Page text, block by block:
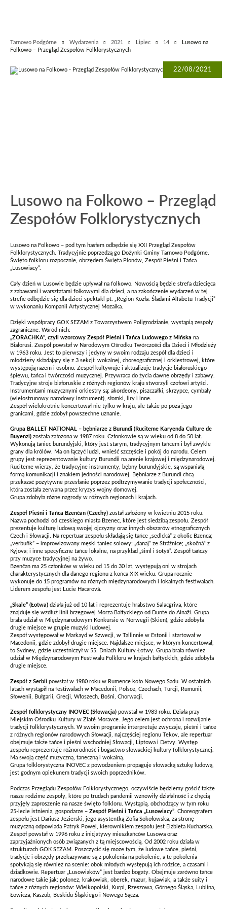
Tarnowo Podgórne Wydarzenia 2021 Lipiec 14
Lusowo na
Folkowo – Przegląd Zespołów Folklorystycznych
22/08/2021
Lusowo na Folkowo – Przegląd
Zespołów Folklorystycznych
Lusowo na Folkowo – pod tym hasłem odbędzie się XXI Przegląd Zespołów
Folklorystycznych. Tradycyjnie poprzedzą go Dożynki Gminy Tarnowo Podgórne.
Święto folkloru rozpocznie, obrzędem Święta Plonów, Zespół Pieśni i Tańca
„Lusowiacy”.
Cały dzień w Lusowie będzie upływał na folkowo. Nowością będzie strefa dziecięca
z zabawami i warsztatami folkowymi dla dzieci, a na zakończenie wydarzeń w tej
strefie odbędzie się dla dzieci spektakl pt. „Region Kozła. Śladami Alfabetu Tradycji”
w wykonaniu Kompanii Artystycznej Mozaika.
Dzięki współpracy GOK SEZAM z Towarzystwem Poligrodzianie, wystąpią zespoły
zagraniczne. Wśród nich:
„ZORACHKA”, czyli wzorcowy Zespół Pieśni i Tańca Ludowego z Mińska na
Białorusi. Zespół powstał w Narodowym Ośrodku Twórczości dla Dzieci i Młodzieży
w 1963 roku. Jest to pierwszy i jedyny w swoim rodzaju zespół dla dzieci i
młodzieży składający się z 3 sekcji: wokalnej, choreograficznej i orkiestrowej, które
występują razem i osobno. Zespół kultywuje i aktualizuje tradycje białoruskiego
śpiewu, tańca i twórczości muzycznej. Przywraca do życia dawne obrzędy i zabawy.
Tradycyjne stroje białoruskie z różnych regionów kraju stworzyli czołowi artyści.
Instrumentami muzycznymi orkiestry są: akordeony, piszczałki, skrzypce, cymbały
(wielostrunowy narodowy instrument), słomki, liry i inne.
Zespół wielokrotnie koncertował nie tylko w kraju, ale także po poza jego
granicami, gdzie zdobył powszechne uznanie.
Grupa BALLET NATIONAL – bębniarze z Burundi (Ruciteme Karyenda Culture de
Buyenzi) została założona w 1987 roku. Członkowie są w wieku od 8 do 50 lat.
Wykonują taniec burundyjski, który jest starym, tradycyjnym tańcem i był zwykle
grany dla królów. Ma on łączyć ludzi, wnieść szczęście i pokój do narodu. Celem
grupy jest reprezentowanie kultury Burundii na arenie krajowej i międzynarodowej.
Ruciteme wierzy, że tradycyjne instrumenty, bębny burundyjskie, są wspaniałą
formą komunikacji i znakiem jedności narodowej. Bębniarze z Burundi chcą
przekazać pozytywne przesłanie poprzez podtrzymywanie tradycji społeczności,
która została zerwana przez kryzys wojny domowej.
Grupa zdobyła różne nagrody w różnych regionach i krajach.
Zespół Pieśni i Tańca Bzenčan (Czechy) został założony w kwietniu 2015 roku.
Nazwa pochodzi od czeskiego miasta Bzenec, które jest siedzibą zespołu. Zespół
prezentuje kulturę ludową swojej ojczyzny oraz innych obszarów etnograficznych
Czech i Słowacji. Na repertuar zespołu składają się tańce „sedlcká“ z okolic Bzenca;
„verbuňk” – improwizowany męski taniec solowy; „danaj” ze Strážnice; „skočná“ z
Kyjova; i inne specyficzne tańce lokalne, na przykład „šiml i šotyš”. Zespół tańczy
przy muzyce tradycyjnej na żywo.
Bzenčan ma 25 członków w wieku od 15 do 30 lat, występują oni w strojach
charakterystycznych dla danego regionu z końca XIX wieku. Grupa rocznie
wykonuje do 15 programów na różnych międzynarodowych i lokalnych festiwalach.
Liderem zespołu jest Lucie Hacarová.
„Skale” (Łotwa) działa już od 10 lat i reprezentuje hrabstwo Salacgriva, które
znajduje się wzdłuż linii brzegowej Morza Bałtyckiego od Dunte do Ainaži. Grupa
brała udział w Międzynarodowym Konkursie w Norwegii (Skien), gdzie zdobyła
drugie miejsce w grupie muzyki ludowej.
Zespół występował w Markayd w Szwecji, w Tallinnie w Estonii i startował w
Macedonii, gdzie zdobył drugie miejsce. Najdalsze miejsce, w którym koncertował,
to Sydney, gdzie uczestniczył w 55. Dniach Kultury Łotwy. Grupa brała również
udział w Międzynarodowym Festiwalu Folkloru w krajach bałtyckich, gdzie zdobyła
drugie miejsce.
Zespół z Serbii powstał w 1980 roku w Rumence koło Nowego Sadu. W ostatnich
latach wystąpił na festiwalach w Macedonii, Polsce, Czechach, Turcji, Rumunii,
Słowenii, Bułgarii, Grecji, Włoszech, Bośni, Chorwacji.
Zespół folklorystyczny INOVEC (Słowacja) powstał w 1983 roku. Działa przy
Miejskim Ośrodku Kultury w Zlaté Moravce. Jego celem jest ochrona i rozwijanie
tradycji folklorystycznych. W swoim programie interpretuje zwyczaje, pieśni i tańce
z różnych regionów narodowych Słowacji, najczęściej regionu Tekov, ale repertuar
obejmuje także tańce i pieśni wschodniej Słowacji, Liptowa i Detvy. Występ
zespołu reprezentuje różnorodność i bogactwo słowackiej kultury folklorystycznej.
Ma swoją część muzyczną, taneczną i wokalną.
Grupa folklorystyczna INOVEC z powodzeniem propaguje słowacką sztukę ludową,
jest godnym opiekunem tradycji swoich poprzedników.
Podczas Przeglądu Zespołów Folklorystycznego, oczywiście będziemy gościć także
nasze rodzime zespoły, które po trudach pandemii wznowiły działalność i z chęcią
przyjęły zaproszenie na nasze święto folkloru. Wystąpią, obchodzący w tym roku
25-lecie istnienia, gospodarze – Zespół Pieśni i Tańca „Lusowiacy”. Choreografem
zespołu jest Dariusz Jezierski, jego asystentką Zofia Sokołowska, za stronę
muzyczną odpowiada Patryk Powel, kierownikiem zespołu jest Elżbieta Kucharska.
Zespół powstał w 1996 roku z inicjatywy mieszkańców Lusowa oraz
zaprzyjaźnionych osób związanych z tą miejscowością. Od 2002 roku działa w
strukturach GOK SEZAM. Poszczycić się może tym, że ludowe tańce, pieśni,
tradycje i obrzędy przekazywane są z pokolenia na pokolenie, a te pokolenia
spotykają się również na scenie: obok młodych występują ich rodzice, a czasami i
dziadkowie. Repertuar „Lusowiaków” jest bardzo bogaty. Obejmuje zarówno tańce
narodowe takie jak: polonez, krakowiak, oberek, mazur, kujawiak, a także suity i
tańce z różnych regionów: Wielkopolski, Kurpi, Rzeszowa, Górnego Śląska, Lublina,
Łowicza, Kaszub, Beskidu Śląskiego i Nowego Sącza.